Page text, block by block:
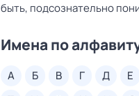
быть, подсознательно
Имена по
а б в г д е